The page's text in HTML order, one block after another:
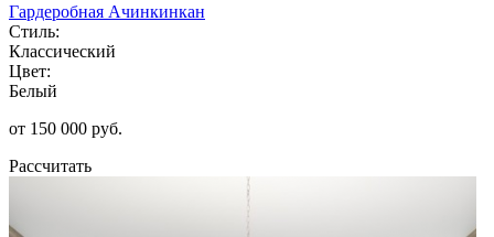
Гардеробная Ачинкинкан
Стиль:
Классический
Цвет:
Белый
от 150 000 руб.
Рассчитать